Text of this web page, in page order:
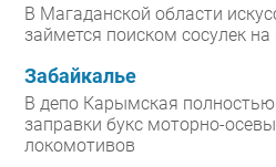
В Магаданской области
займется поиском сосулек
Забайкалье
В депо Карымская
заправки букс моторно-
локомотивов